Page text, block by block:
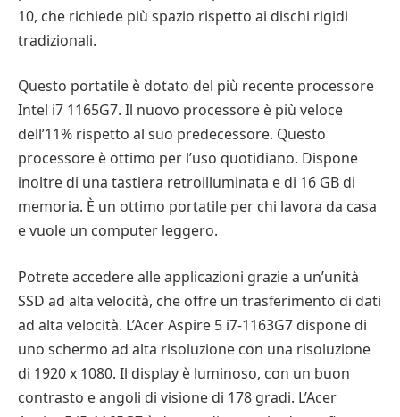
10, che richiede più spazio rispetto ai dischi rigidi
tradizionali.
Questo portatile è dotato del più recente processore
Intel i7 1165G7. Il nuovo processore è più veloce
dell’11% rispetto al suo predecessore. Questo
processore è ottimo per l’uso quotidiano. Dispone
inoltre di una tastiera retroilluminata e di 16 GB di
memoria. È un ottimo portatile per chi lavora da casa
e vuole un computer leggero.
Potrete accedere alle applicazioni grazie a un’unità
SSD ad alta velocità, che offre un trasferimento di dati
ad alta velocità. L’Acer Aspire 5 i7-1163G7 dispone di
uno schermo ad alta risoluzione con una risoluzione
di 1920 x 1080. Il display è luminoso, con un buon
contrasto e angoli di visione di 178 gradi. L’Acer